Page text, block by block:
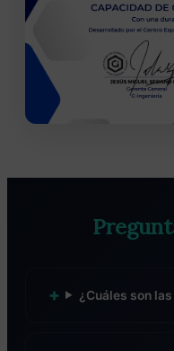
¿Cuáles son